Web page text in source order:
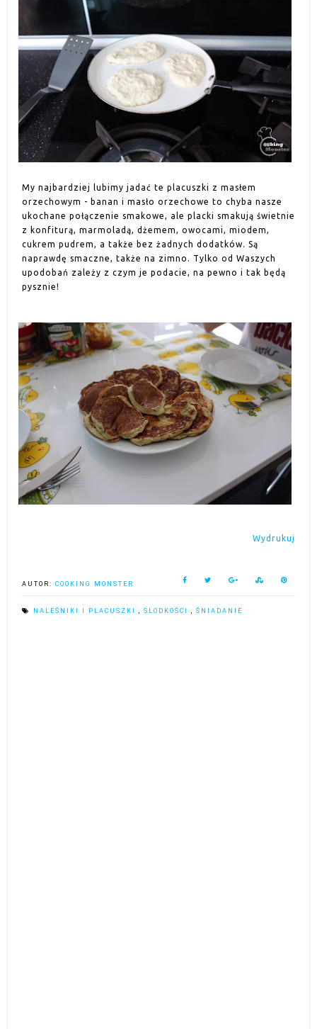
My najbardziej lubimy jadać te placuszki z masłem
orzechowym - banan i masło orzechowe to chyba nasze
ukochane połączenie smakowe, ale placki smakują świetnie
z konfiturą, marmoladą, dżemem, owocami, miodem,
cukrem pudrem, a także bez żadnych dodatków. Są
naprawdę smaczne, także na zimno. Tylko od Waszych
upodobań zależy z czym je podacie, na pewno i tak będą
pysznie!
Wydrukuj
AUTOR: COOKING MONSTER
NALEŚNIKI I PLACUSZKI SŁODKOŚCI ŚNIADANIE